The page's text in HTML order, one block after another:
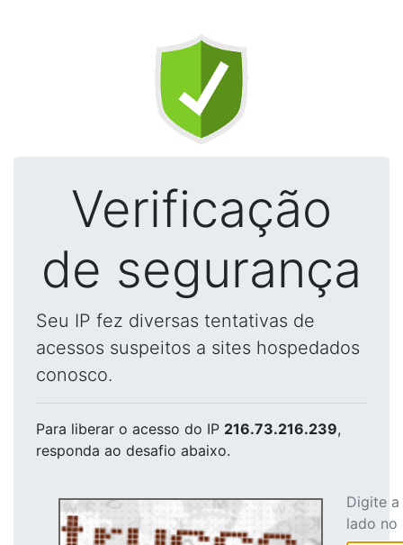
Verificação
de segurança
Seu IP fez diversas tentativas de
acessos suspeitos a sites hospedados
conosco.
Para liberar o acesso do IP 216.73.216.239,
responda ao desafio abaixo.
Digite
lado no